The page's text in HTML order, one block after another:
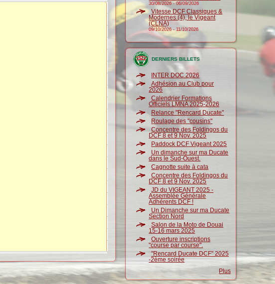
30/08/2026-06/09/2026
Vitesse DCF Classiques &
Modernes (4), le Vigeant
(CLNA)
09/10/2026-11/10/2026
DERNIERS BILLETS
INTER DOC 2026
Adhésion au Club pour
2026
Calendrier Formations
Officiels LMNA 2025-2026
Relance "Rencard Ducate"
Roulage des "cousins"
Concentre des Foldingos du
DCF 8 et 9 Nov. 2025
Paddock DCF Vigeant 2025
Un dimanche sur ma Ducate
dans le Sud-Ouest.
Cagnotte suite à cata
Concentre des Foldingos du
DCF 8 et 9 Nov. 2025
JD du VIGEANT 2025 -
Assemblée Générale
Adhérents DCF !
Un Dimanche sur ma Ducate
Section Nord
Salon de la Moto de Douai
15-16 mars 2025
Ouverture inscriptions
"course par course".
"Rencard Ducate DCF" 2025
-2ème soirée
Plus